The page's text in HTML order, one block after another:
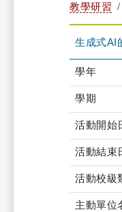
教學研習
生成式AI
學年
學期
活動開始
活動結束
活動校級
主動單位